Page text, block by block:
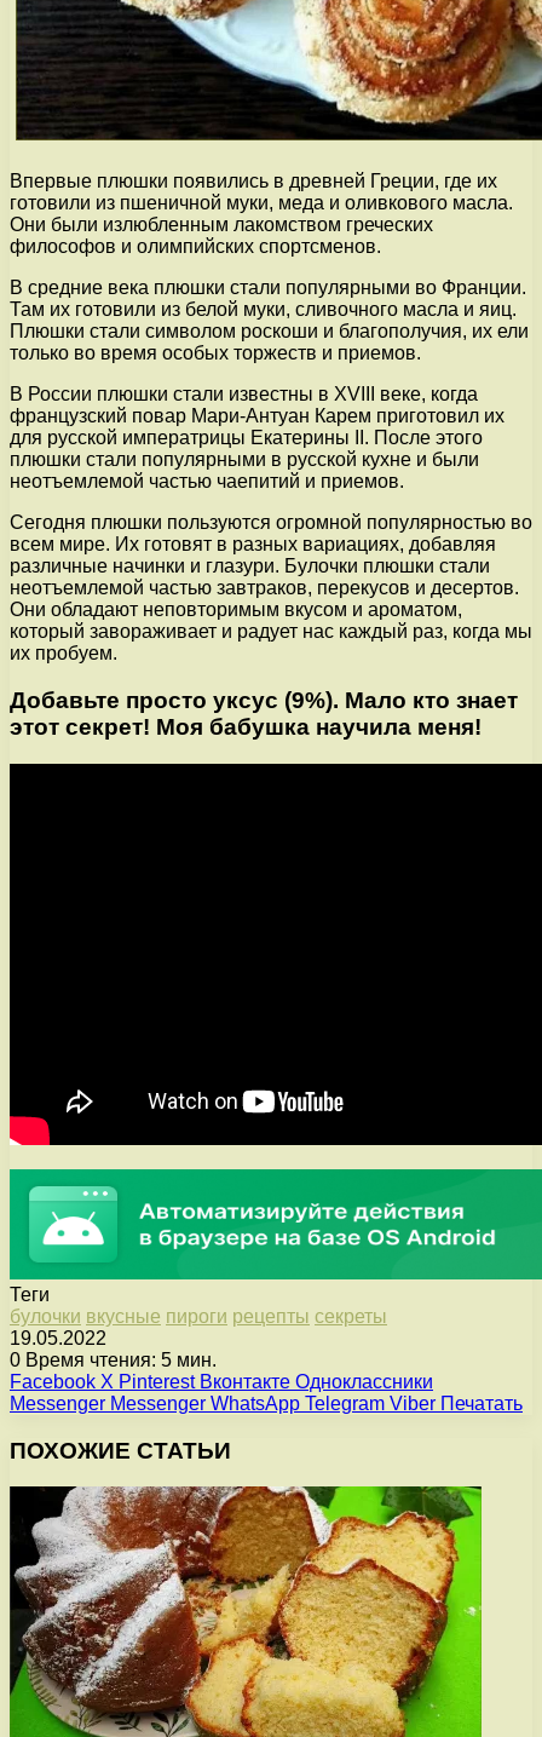
Впервые плюшки появились в древней Греции, где их
готовили из пшеничной муки, меда и оливкового масла.
Они были излюбленным лакомством греческих
философов и олимпийских спортсменов.
В средние века плюшки стали популярными во Франции.
Там их готовили из белой муки, сливочного масла и яиц.
Плюшки стали символом роскоши и благополучия, их ели
только во время особых торжеств и приемов.
В России плюшки стали известны в XVIII веке, когда
французский повар Мари-Антуан Карем приготовил их
для русской императрицы Екатерины II. После этого
плюшки стали популярными в русской кухне и были
неотъемлемой частью чаепитий и приемов.
Сегодня плюшки пользуются огромной популярностью во
всем мире. Их готовят в разных вариациях, добавляя
различные начинки и глазури. Булочки плюшки стали
неотъемлемой частью завтраков, перекусов и десертов.
Они обладают неповторимым вкусом и ароматом,
который завораживает и радует нас каждый раз, когда мы
их пробуем.
Добавьте просто уксус (9%). Мало кто знает
этот секрет! Моя бабушка научила меня!
Теги
булочки вкусные пироги рецепты секреты
19.05.2022
0 Время чтения: 5 мин.
Facebook X Pinterest Вконтакте Одноклассники
Messenger Messenger WhatsApp Telegram Viber Печатать
ПОХОЖИЕ СТАТЬИ